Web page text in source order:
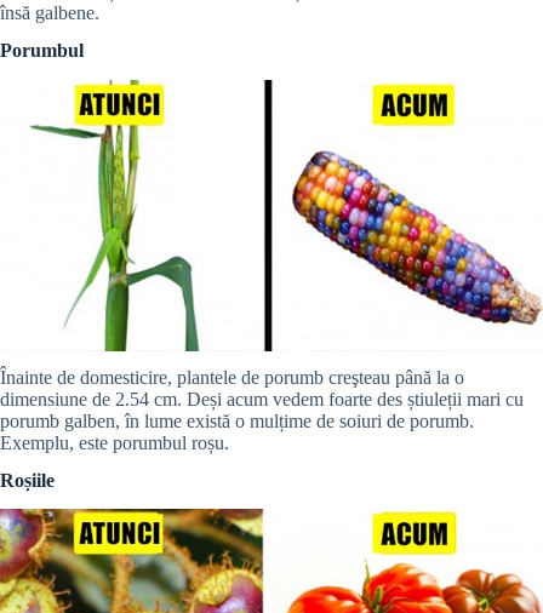
însă galbene.
Porumbul
Înainte de domesticire, plantele de porumb creşteau până la o
dimensiune de 2.54 cm. Deși acum vedem foarte des știuleții mari cu
porumb galben, în lume există o mulțime de soiuri de porumb.
Exemplu, este porumbul roșu.
Roșiile